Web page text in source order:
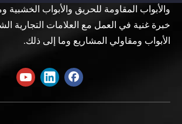
والأبواب المقاومة للحريق والأبواب الخشبية
خبرة غنية في العمل مع العلامات التجارية
الأبواب ومقاولي المشاريع وما إلى ذلك.